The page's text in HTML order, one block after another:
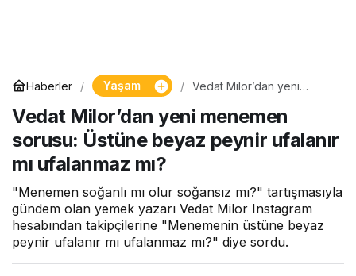
Haberler Yaşam
Vedat Milor’dan yeni
beyaz peynir ufalanır mı
ufalanmaz mı?
Vedat Milor’dan yeni menemen
sorusu: Üstüne beyaz peynir ufalanır
mı ufalanmaz mı?
"Menemen soğanlı mı olur soğansız mı?" tartışmasıyla
gündem olan yemek yazarı Vedat Milor Instagram
hesabından takipçilerine "Menemenin üstüne beyaz
peynir ufalanır mı ufalanmaz mı?" diye sordu.